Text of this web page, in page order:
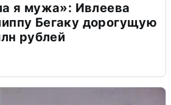
я мужа»: Ивлеева
Бегаку дорогущую
рублей